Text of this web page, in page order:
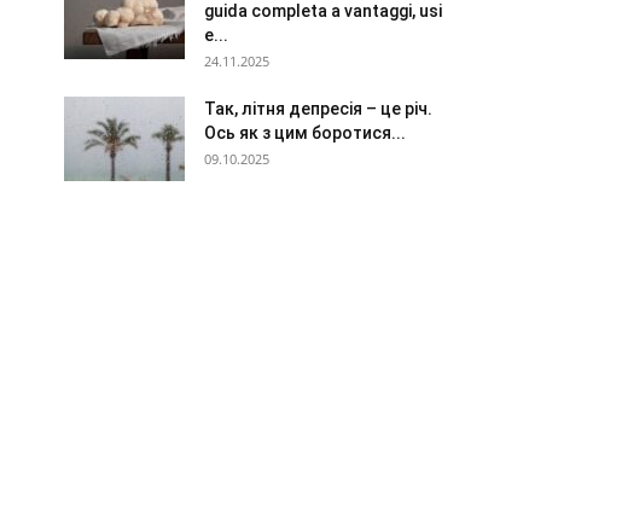
guida completa a vantaggi, usi
e...
24.11.2025
Так, літня депресія – це річ.
Ось як з цим боротися...
09.10.2025